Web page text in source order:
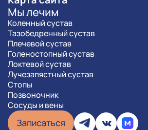
Мы лечим
Коленный сустав
Тазобедренный сустав
Плечевой сустав
Голеностопный сустав
Локтевой сустав
Лучезапястный сустав
Стопы
Позвоночник
Сосуды и вены
Записаться